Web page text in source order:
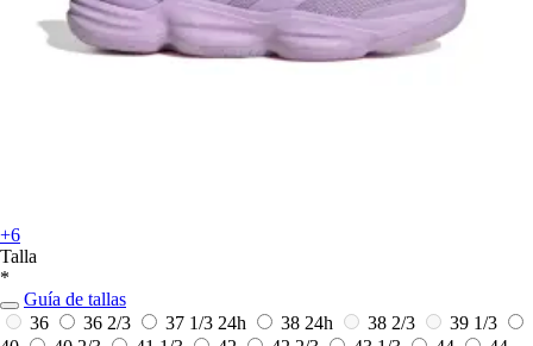
+6
Talla
*
Guía de tallas
36
36 2/3 37 1/3 24h 38 24h 38 2/3
39 1/3